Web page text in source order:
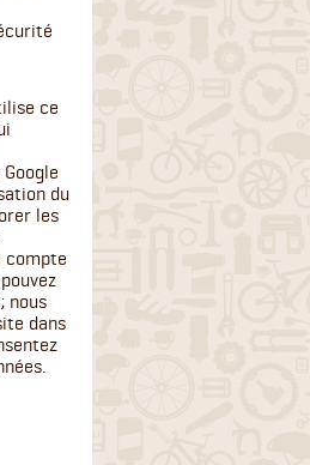
ce
du
les
compte
nous
dans